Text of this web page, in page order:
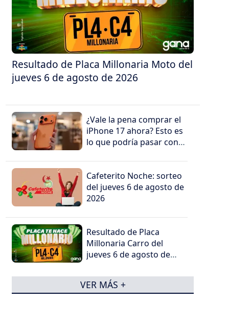
Resultado de Placa Millonaria Moto del
jueves 6 de agosto de 2026
¿Vale la pena comprar el
iPhone 17 ahora? Esto es
lo que podría pasar con
próximos meses
Cafeterito Noche: sorteo
del jueves 6 de agosto de
2026
Resultado de Placa
Millonaria Carro del
jueves 6 de agosto de
VER MÁS +